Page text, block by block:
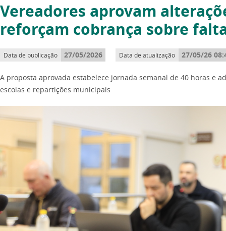
Vereadores aprovam
reforçam cobrança sobre
Data de publicação 27/05/2026 Data de atualização 27/05/26
A proposta aprovada estabelece jornada semanal de 40 horas e
escolas e repartições municipais